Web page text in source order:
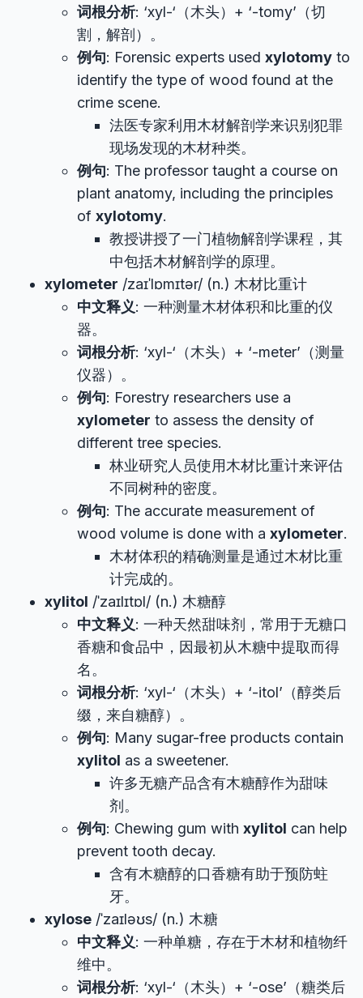
词根分析: ‘xyl-‘（木头）+ ‘-tomy’（切
割，解剖）。
例句: Forensic experts used xylotomy to
identify the type of wood found at the
crime scene.
法医专家利用木材解剖学来识别犯罪
现场发现的木材种类。
例句: The professor taught a course on
plant anatomy, including the principles
of xylotomy.
教授讲授了一门植物解剖学课程，其
中包括木材解剖学的原理。
xylometer /zaɪˈlɒmɪtər/ (n.) 木材比重计
中文释义: 一种测量木材体积和比重的仪
器。
词根分析: ‘xyl-‘（木头）+ ‘-meter’（测量
仪器）。
例句: Forestry researchers use a
xylometer to assess the density of
different tree species.
林业研究人员使用木材比重计来评估
不同树种的密度。
例句: The accurate measurement of
wood volume is done with a xylometer.
木材体积的精确测量是通过木材比重
计完成的。
xylitol /ˈzaɪlɪtɒl/ (n.) 木糖醇
中文释义: 一种天然甜味剂，常用于无糖口
香糖和食品中，因最初从木糖中提取而得
名。
词根分析: ‘xyl-‘（木头）+ ‘-itol’（醇类后
缀，来自糖醇）。
例句: Many sugar-free products contain
xylitol as a sweetener.
许多无糖产品含有木糖醇作为甜味
剂。
例句: Chewing gum with xylitol can help
prevent tooth decay.
含有木糖醇的口香糖有助于预防蛀
牙。
xylose /ˈzaɪləʊs/ (n.) 木糖
中文释义: 一种单糖，存在于木材和植物纤
维中。
词根分析: ‘xyl-‘（木头）+ ‘-ose’（糖类后